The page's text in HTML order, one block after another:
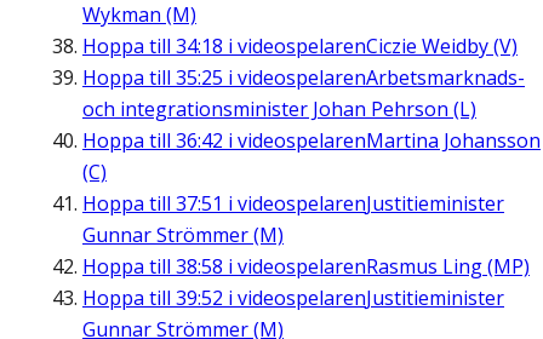
Wykman (M)
Hoppa till 34:18 i videospelarenCiczie Weidby (V)
Hoppa till 35:25 i videospelarenArbetsmarknads-
och integrationsminister Johan Pehrson (L)
Hoppa till 36:42 i videospelarenMartina Johansson
(C)
Hoppa till 37:51 i videospelarenJustitieminister
Gunnar Strömmer (M)
Hoppa till 38:58 i videospelarenRasmus Ling (MP)
Hoppa till 39:52 i videospelarenJustitieminister
Gunnar Strömmer (M)